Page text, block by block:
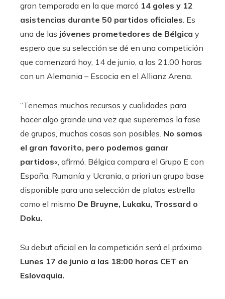
gran temporada en la que marcó 14 goles y 12
asistencias durante 50 partidos oficiales. Es
una de las jóvenes prometedores de Bélgica y
espero que su selección se dé en una competición
que comenzará hoy, 14 de junio, a las 21.00 horas
con un Alemania – Escocia en el Allianz Arena.
“Tenemos muchos recursos y cualidades para
hacer algo grande una vez que superemos la fase
de grupos, muchas cosas son posibles. No somos
el gran favorito, pero podemos ganar
partidos«, afirmó. Bélgica compara el Grupo E con
España, Rumanía y Ucrania, a priori un grupo base
disponible para una selección de platos estrella
como el mismo De Bruyne, Lukaku, Trossard o
Doku.
Su debut oficial en la competición será el próximo
Lunes 17 de junio a las 18:00 horas CET en
Eslovaquia.